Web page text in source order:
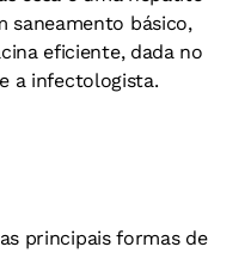
saneamento básico,
eficiente, dada no
a infectologista.
principais formas de